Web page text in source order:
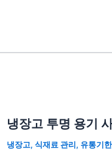
냉장고 투명 용기
냉장고, 식재료 관리, 유통기한